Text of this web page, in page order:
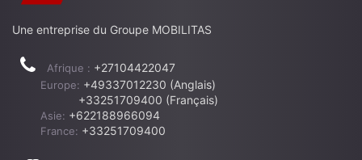
Une entreprise du Groupe MOBILITAS
Afrique : +27104422047
Europe: +49337012230 (Anglais)
+33251709400 (Français)
Asie: +622188966094
France: +33251709400